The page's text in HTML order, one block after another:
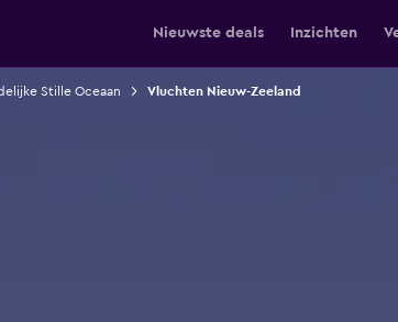
Nieuwste deals Inzichten
Stille Oceaan Vluchten Nieuw-Zeeland